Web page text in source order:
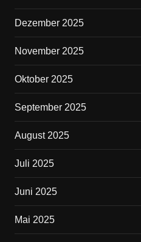
Dezember 2025
November 2025
Oktober 2025
September 2025
August 2025
Juli 2025
Juni 2025
Mai 2025